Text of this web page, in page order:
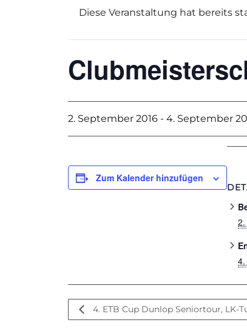
Diese Veranstaltung hat bereits
2. September 2016 - 4. September
Zum Kalender hinzufügen
4. ETB Cup Dunlop Seniortour, LK-